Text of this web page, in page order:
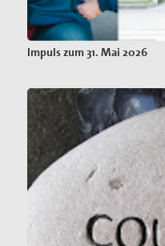
Impuls zum 31. Mai 2026